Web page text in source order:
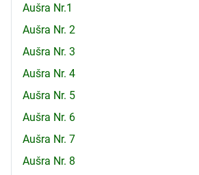
Aušra Nr.1
Aušra Nr. 2
Aušra Nr. 3
Aušra Nr. 4
Aušra Nr. 5
Aušra Nr. 6
Aušra Nr. 7
Aušra Nr. 8